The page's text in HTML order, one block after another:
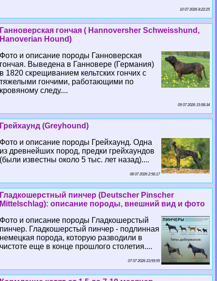
10 07 2026 8:22:25
Ганноверская гончая ( Hannoversher Schweisshund,
Hanoverian Hound)
Фото и описание породы Ганноверская
гончая. Выведена в Ганновере (Германия)
в 1820 скрещиванием кельтских гончих с
тяжелыми гончими, работающими по
кровяному следу....
09 07 2026 15:58:34
Грейхаунд (Greyhound)
Фото и описание породы Грейхаунд. Одна
из древнейших пород, предки грейхаундов
(были известны около 5 тыс. лет назад)....
08 07 2026 2:56:17
Гладкошерстный пинчер (Deutscher Pinscher
Mittelschlag): описание породы, внешний вид и фото
Фото и описание породы Гладкошерстый
пинчер. Гладкошерстый пинчер - подлинная
немецкая порода, которую разводили в
чистоте еще в конце прошлого столетия....
07 07 2026 23:59:55